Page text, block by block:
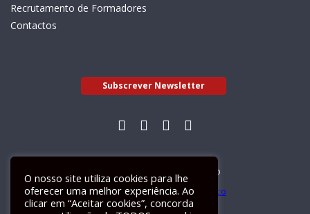
Recrutamento de Formadores
Contactos
Subscrever Newsletter
Livro de Reclamações Electrónico
O nosso site utiliza cookies para lhe
oferecer uma melhor experiência. Ao
clicar em “Aceitar cookies”, concorda